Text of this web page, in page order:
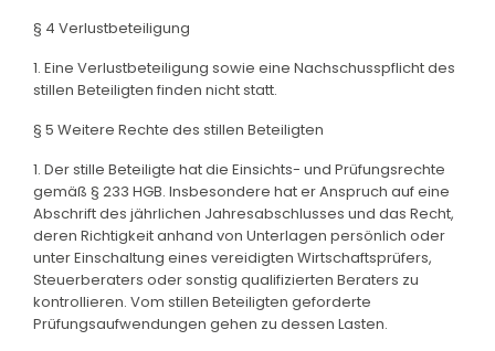
§ 4 Verlustbeteiligung
1. Eine Verlustbeteiligung sowie eine Nachschusspflicht des
stillen Beteiligten finden nicht statt.
§ 5 Weitere Rechte des stillen Beteiligten
1. Der stille Beteiligte hat die Einsichts- und Prüfungsrechte
gemäß § 233 HGB. Insbesondere hat er Anspruch auf eine
Abschrift des jährlichen Jahresabschlusses und das Recht,
deren Richtigkeit anhand von Unterlagen persönlich oder
unter Einschaltung eines vereidigten Wirtschaftsprüfers,
Steuerberaters oder sonstig qualifizierten Beraters zu
kontrollieren. Vom stillen Beteiligten geforderte
Prüfungsaufwendungen gehen zu dessen Lasten.